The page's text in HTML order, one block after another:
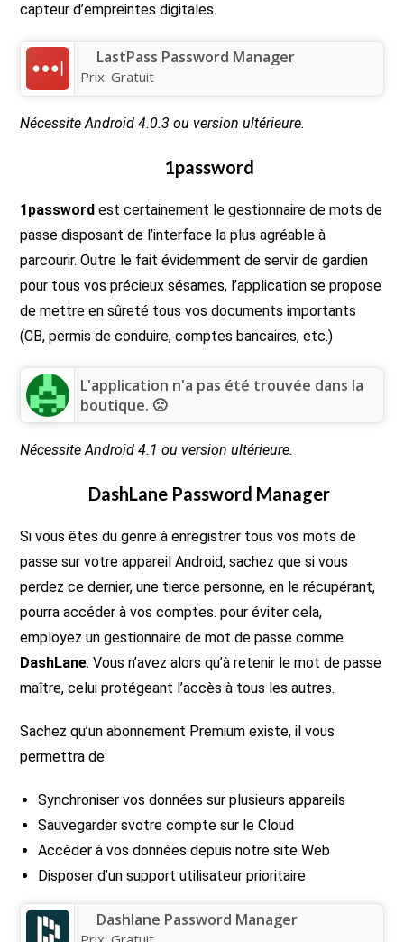
capteur d’empreintes digitales.
LastPass Password Manager
Prix:Gratuit
Nécessite Android 4.0.3 ou version ultérieure.
1password
1password est certainement le gestionnaire de mots de
passe disposant de l’interface la plus agréable à
parcourir. Outre le fait évidemment de servir de gardien
pour tous vos précieux sésames, l’application se propose
de mettre en sûreté tous vos documents importants
(CB, permis de conduire, comptes bancaires, etc.)
L'application n'a pas été trouvée dans la
boutique. 🙁
Nécessite Android 4.1 ou version ultérieure.
DashLane Password Manager
Si vous êtes du genre à enregistrer tous vos mots de
passe sur votre appareil Android, sachez que si vous
perdez ce dernier, une tierce personne, en le récupérant,
pourra accéder à vos comptes. pour éviter cela,
employez un gestionnaire de mot de passe comme
DashLane. Vous n’avez alors qu’à retenir le mot de passe
maître, celui protégeant l’accès à tous les autres.
Sachez qu’un abonnement Premium existe, il vous
permettra de:
Synchroniser vos données sur plusieurs appareils
Sauvegarder svotre compte sur le Cloud
Accèder à vos données depuis notre site Web
Disposer d’un support utilisateur prioritaire
Dashlane Password Manager